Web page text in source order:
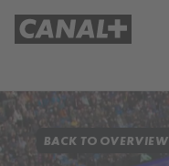
BACK TO OVERVIEW